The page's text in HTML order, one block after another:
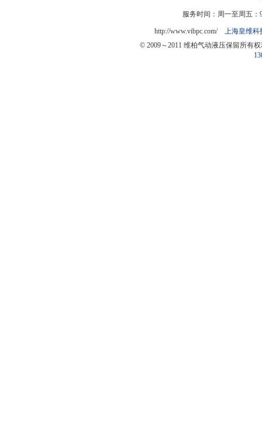
服务时间：周一至周五：
http://www.vibpc.com/ 上海皇维科
© 2009～2011 维柏气动液压保留所有